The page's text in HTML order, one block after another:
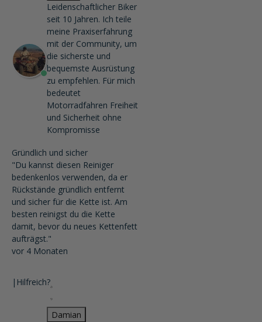
Leidenschaftlicher Biker
seit 10 Jahren. Ich teile
meine Praxiserfahrung
mit der Community, um
die sicherste und
bequemste Ausrüstung
zu empfehlen. Für mich
bedeutet
Motorradfahren Freiheit
und Sicherheit ohne
Kompromisse
Gründlich und sicher
"Du kannst diesen Reiniger
bedenkenlos verwenden, da er
Rückstände gründlich entfernt
und sicher für die Kette ist. Am
besten reinigst du die Kette
damit, bevor du neues Kettenfett
aufträgst."
vor 4 Monaten
| Hilfreich?
Damian